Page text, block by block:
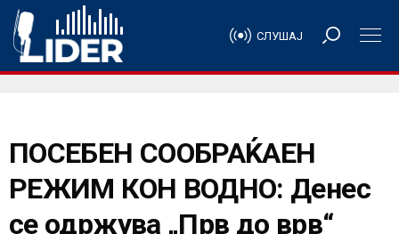
СЛУШАЈ
ПОСЕБЕН СООБРАЌАЕН
РЕЖИМ КОН ВОДНО: Денес
се одржува „Прв до врв“